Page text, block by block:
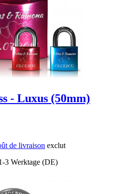
- Luxus (50mm)
de livraison exclut
3 Werktage (DE)